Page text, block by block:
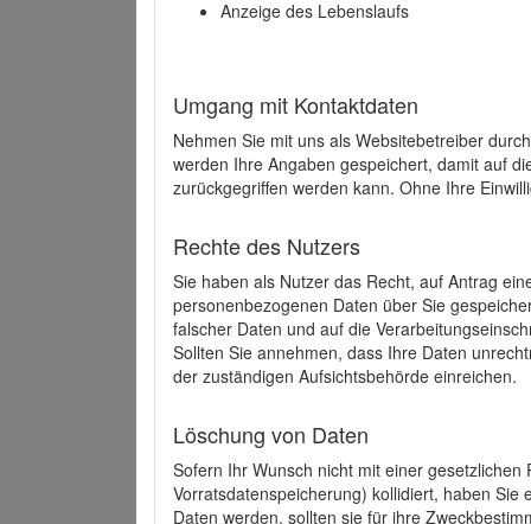
Anzeige des Lebenslaufs
Umgang mit Kontaktdaten
Nehmen Sie mit uns als Websitebetreiber
werden Ihre Angaben gespeichert, damit auf
zurückgegriffen werden kann. Ohne Ihre
Rechte des Nutzers
Sie haben als Nutzer das Recht, auf Antrag
personenbezogenen Daten über Sie
falscher Daten und auf die
Sollten Sie annehmen, dass Ihre Daten
der zuständigen Aufsichtsbehörde einreichen.
Löschung von Daten
Sofern Ihr Wunsch nicht mit einer
Vorratsdatenspeicherung) kollidiert, haben
Daten werden, sollten sie für ihre